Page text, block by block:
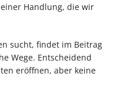
Handlung, die wir
sucht, findet im Beitrag
Wege. Entscheidend
eröffnen, aber keine